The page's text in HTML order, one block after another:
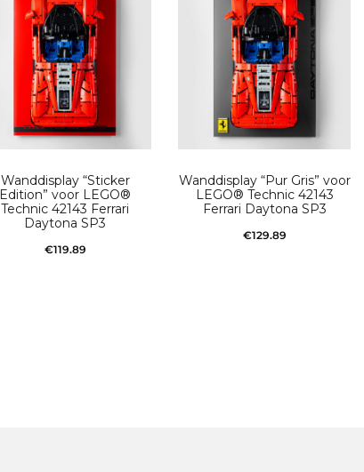
Wanddisplay “Sticker
Edition” voor LEGO®
Technic 42143 Ferrari
Daytona SP3
€119.89
Wanddisplay “Pur Gris” voor
LEGO® Technic 42143
Ferrari Daytona SP3
€129.89